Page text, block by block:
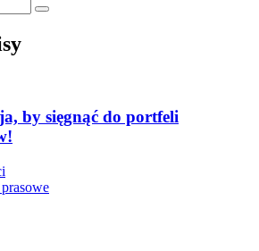
by sięgnąć do portfeli